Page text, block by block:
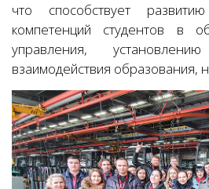
что способствует
компетенций студентов в
управления,
взаимодействия образования,